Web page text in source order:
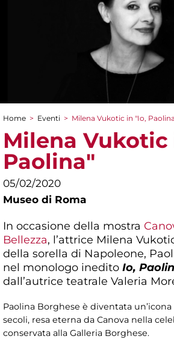
Tu sei qui
Home > Eventi > Milena Vukotic in "Io,
Milena Vukotic
Paolina"
05/02/2020
Museo di Roma
In occasione della mostra
Bellezza, l’attrice Milena
della sorella di Napoleone,
nel monologo inedito Io,
dall’autrice teatrale Valeria
Paolina Borghese è diventata
secoli, resa eterna da Canova nella
conservata alla Galleria Borghese.